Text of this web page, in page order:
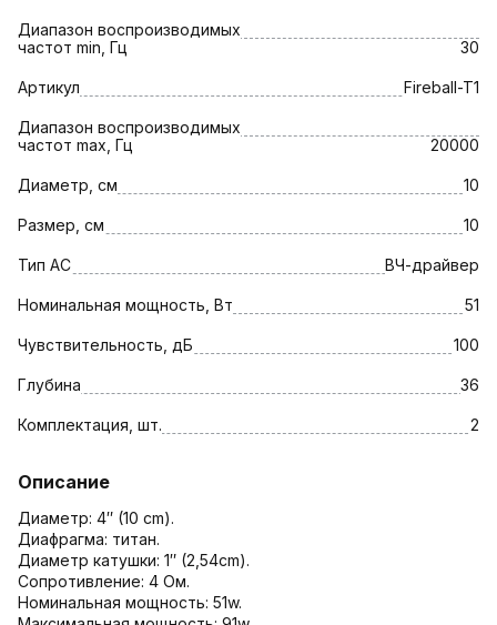
Диапазон воспроизводимых
частот min, Гц
30
Артикул Fireball-T1
Диапазон воспроизводимых
частот max, Гц
20000
Диаметр, см 10
Размер, см 10
Тип АС ВЧ-драйвер
Номинальная мощность, Вт 51
Чувствительность, дБ 100
Глубина 36
Комплектация, шт. 2
Описание
Диаметр: 4″ (10 cm).
Диафрагма: титан.
Диаметр катушки: 1″ (2,54cm).
Сопротивление: 4 Ом.
Номинальная мощность: 51w.